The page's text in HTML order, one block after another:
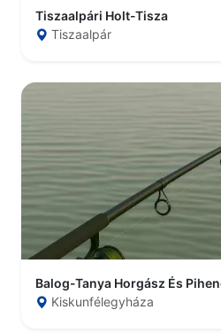
Tiszaalpári Holt-Tisza
Tiszaalpár
Kiskunfélegyháza